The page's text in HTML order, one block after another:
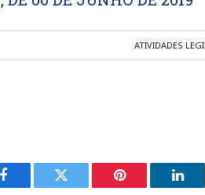
ATIVIDADES
Facebook Twitter Pinterest